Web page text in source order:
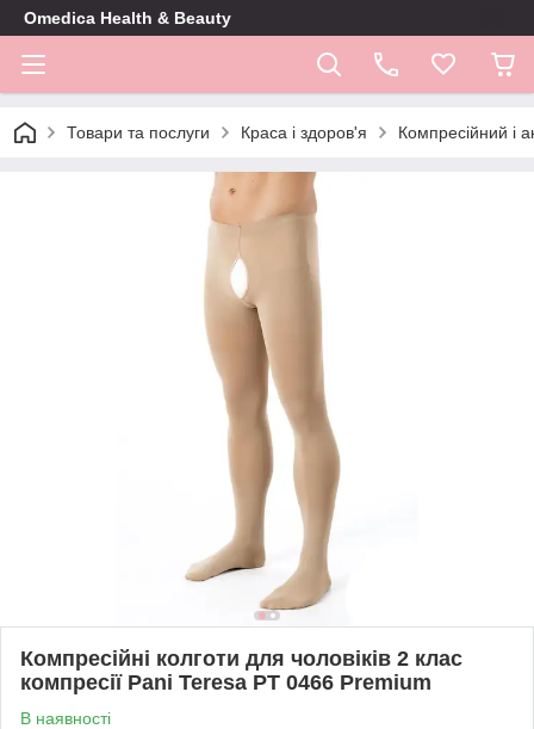
Omedica Health & Beauty
Товари та послуги Краса і здоров'я Компресійний і
Компресійні колготи для чоловіків 2 клас
компресії Pani Teresa PT 0466 Premium
В наявності